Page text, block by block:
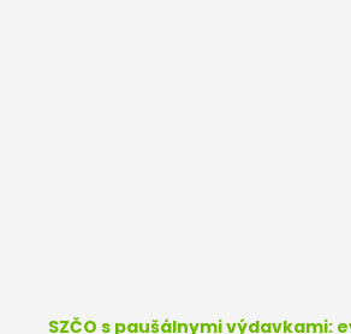
SZČO s paušálnymi výdavkami: